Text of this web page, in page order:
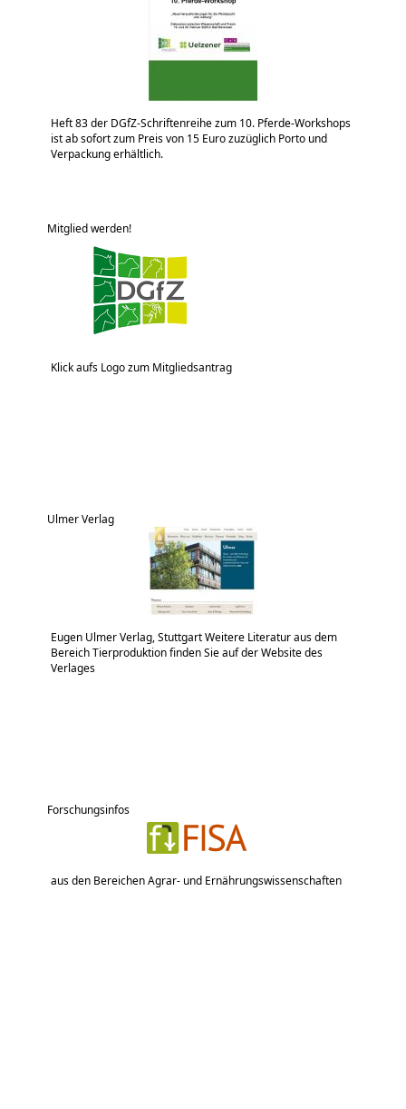
Heft 83 der DGfZ-Schriftenreihe zum 10. Pferde-Workshops
ist ab sofort zum Preis von 15 Euro zuzüglich Porto und
Verpackung erhältlich.
Mitglied werden!
Klick aufs Logo zum Mitgliedsantrag
Ulmer Verlag
Eugen Ulmer Verlag, Stuttgart Weitere Literatur aus dem
Bereich Tierproduktion finden Sie auf der Website des
Verlages
Forschungsinfos
aus den Bereichen Agrar- und Ernährungswissenschaften